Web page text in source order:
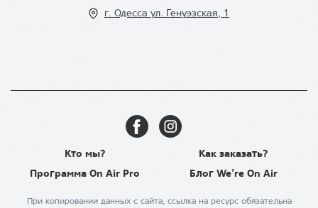
г. Одесса ул. Генуэзская, 1
Кто мы? Как заказать?
Программа On Air Pro Блог We’re On Air
При копировании данных с сайта, ссылка на ресурс обязательна